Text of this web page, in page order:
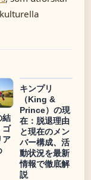
結
ゴ
ア
キンプリ
（King &
Prince）の現
在：脱退理由
と現在のメン
バー構成、活
動状況を最新
情報で徹底解
説